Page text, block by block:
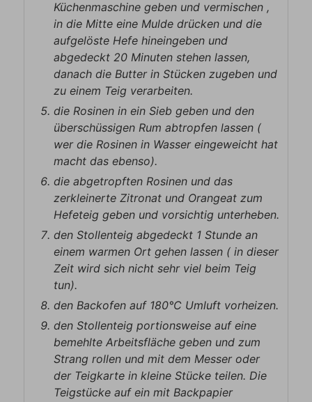
Küchenmaschine geben und vermischen ,
in die Mitte eine Mulde drücken und die
aufgelöste Hefe hineingeben und
abgedeckt 20 Minuten stehen lassen,
danach die Butter in Stücken zugeben und
zu einem Teig verarbeiten.
die Rosinen in ein Sieb geben und den
überschüssigen Rum abtropfen lassen (
wer die Rosinen in Wasser eingeweicht hat
macht das ebenso).
die abgetropften Rosinen und das
zerkleinerte Zitronat und Orangeat zum
Hefeteig geben und vorsichtig unterheben.
den Stollenteig abgedeckt 1 Stunde an
einem warmen Ort gehen lassen ( in dieser
Zeit wird sich nicht sehr viel beim Teig
tun).
den Backofen auf 180°C Umluft vorheizen.
den Stollenteig portionsweise auf eine
bemehlte Arbeitsfläche geben und zum
Strang rollen und mit dem Messer oder
der Teigkarte in kleine Stücke teilen. Die
Teigstücke auf ein mit Backpapier